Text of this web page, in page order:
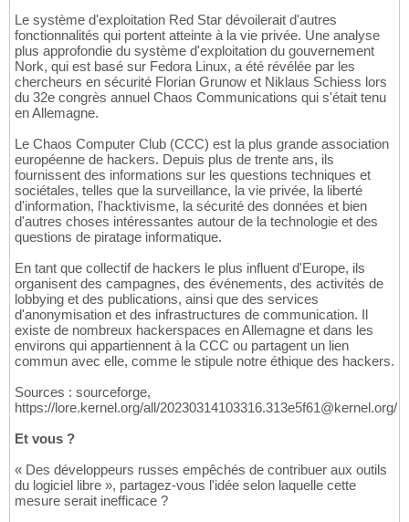
Le système d'exploitation Red Star dévoilerait d'autres
fonctionnalités qui portent atteinte à la vie privée. Une analyse
plus approfondie du système d'exploitation du gouvernement
Nork, qui est basé sur Fedora Linux, a été révélée par les
chercheurs en sécurité Florian Grunow et Niklaus Schiess lors
du 32e congrès annuel Chaos Communications qui s'était tenu
en Allemagne.
Le Chaos Computer Club (CCC) est la plus grande association
européenne de hackers. Depuis plus de trente ans, ils
fournissent des informations sur les questions techniques et
sociétales, telles que la surveillance, la vie privée, la liberté
d'information, l'hacktivisme, la sécurité des données et bien
d'autres choses intéressantes autour de la technologie et des
questions de piratage informatique.
En tant que collectif de hackers le plus influent d'Europe, ils
organisent des campagnes, des événements, des activités de
lobbying et des publications, ainsi que des services
d'anonymisation et des infrastructures de communication. Il
existe de nombreux hackerspaces en Allemagne et dans les
environs qui appartiennent à la CCC ou partagent un lien
commun avec elle, comme le stipule notre éthique des hackers.
Sources : sourceforge,
https://lore.kernel.org/all/20230314103316.313e5f61@kernel.org/
Et vous ?
« Des développeurs russes empêchés de contribuer aux outils
du logiciel libre », partagez-vous l'idée selon laquelle cette
mesure serait inefficace ?